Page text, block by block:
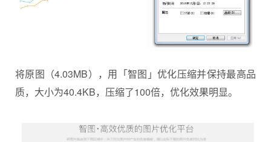
将原图（4.03MB），用「智图」优化压缩并保持最高品
质，大小为40.4KB，压缩了100倍，优化效果明显。